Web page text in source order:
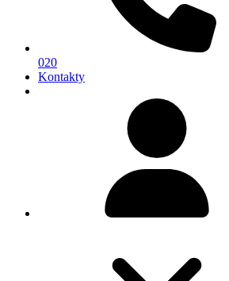
020
Kontakty